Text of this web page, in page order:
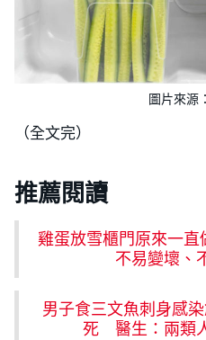
圖片來源
（全文完）
推薦閱讀
雞蛋放雪櫃門原來一
不易變壞、
男子食三文魚刺身感
死 醫生：兩類